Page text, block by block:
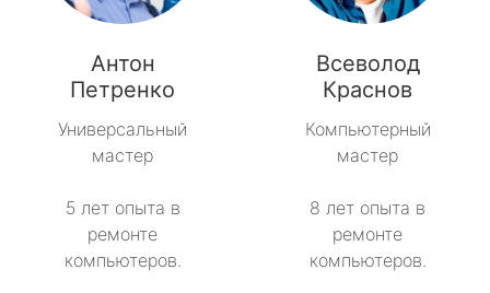
Антон
Петренко
Универсальный
мастер
5 лет опыта в
ремонте
компьютеров.
Всеволод
Краснов
Компьютерный
мастер
8 лет опыта в
ремонте
компьютеров.